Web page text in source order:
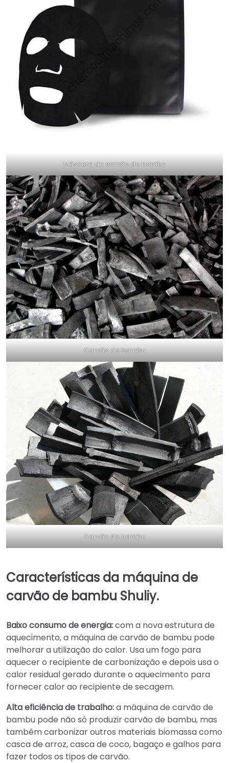
Máscara de carvão de bambu
Carvão de bambu
Carvão de bambu
Características da máquina de
carvão de bambu Shuliy.
Baixo consumo de energia:com a nova estrutura de
aquecimento, a máquina de carvão de bambu pode
melhorar a utilização do calor. Usa um fogo para
aquecer o recipiente de carbonização e depois usa o
calor residual gerado durante o aquecimento para
fornecer calor ao recipiente de secagem.
Alta eficiência de trabalho:a máquina de carvão de
bambu pode não só produzir carvão de bambu, mas
também carbonizar outros materiais biomassa como
casca de arroz, casca de coco, bagaço e galhos para
fazer todos os tipos de carvão.